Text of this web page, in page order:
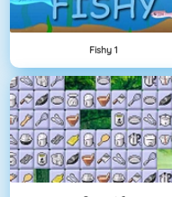
Fishy 1